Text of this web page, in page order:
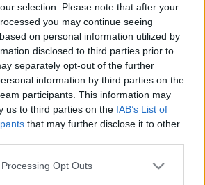
selection. Please note that after your
you may continue seeing
on personal information utilized by
disclosed to third parties prior to
separately opt-out of the further
information by third parties on the
participants. This information may
us to third parties on the IAB’s List of
that may further disclose it to other
website/app uses one or more Google
Opt Outs
szereplői a régizene együttesek
stílusokat képviselő zenészek
a jó hangulatról, és a vár több
Szombaton este a Bordó Sárkány
tűzzsonglőr produkció és táncház zárja
a
Magyar Géniusz Vándorkiállítás